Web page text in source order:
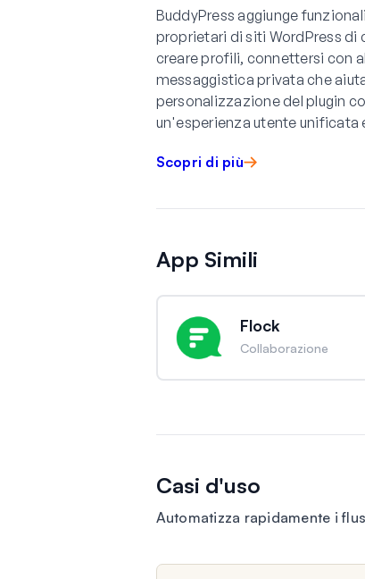
BuddyPress aggiunge
proprietari di siti WordPress di
creare profili, connettersi con
messaggistica privata che
personalizzazione del plugin
un'esperienza utente unificata
Scopri di più
App Simili
Flock
Collaborazione
Casi d'uso
Automatizza rapidamente i